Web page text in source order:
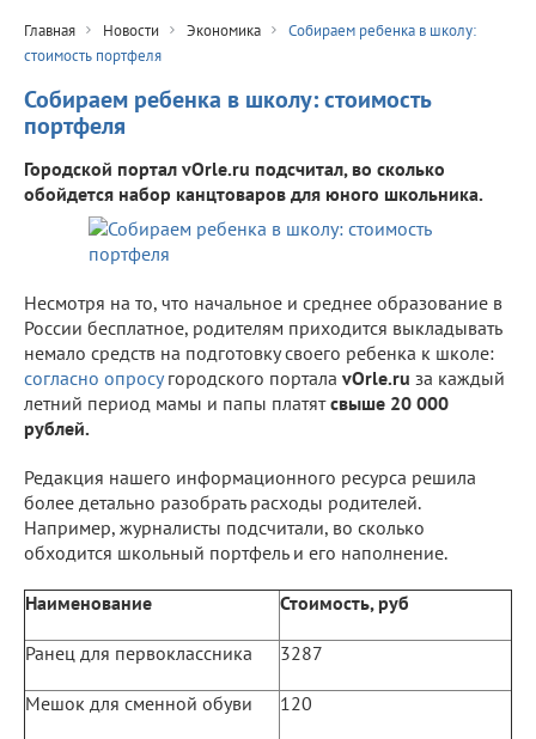
Главная Новости Экономика
Собираем ребенка в школу:
стоимость портфеля
Собираем ребенка в школу: стоимость
портфеля
Городской портал vOrle.ru подсчитал, во сколько
обойдется набор канцтоваров для юного школьника.
Несмотря на то, что начальное и среднее образование в
России бесплатное, родителям приходится выкладывать
немало средств на подготовку своего ребенка к школе:
согласно опросугородского портала vOrle.ru за каждый
летний период мамы и папы платятсвыше 20 000
рублей.
Редакция нашего информационного ресурса решила
более детально разобрать расходы родителей.
Например, журналисты подсчитали, во сколько
обходится школьный портфель и его наполнение.
Наименование Стоимость, руб
Ранец для первоклассника 3287
Мешок для сменной обуви 120